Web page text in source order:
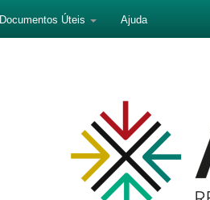
Documentos Úteis Ajuda